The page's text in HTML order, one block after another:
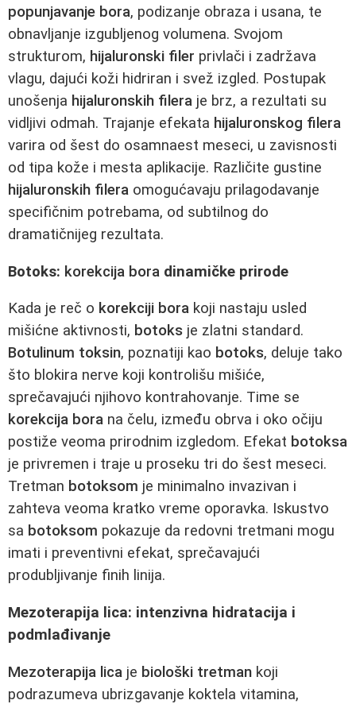
popunjavanje bora, podizanje obraza i usana, te
obnavljanje izgubljenog volumena. Svojom
strukturom, hijaluronski filer privlači i zadržava
vlagu, dajući koži hidriran i svež izgled. Postupak
unošenja hijaluronskih filera je brz, a rezultati su
vidljivi odmah. Trajanje efekata hijaluronskog filera
varira od šest do osamnaest meseci, u zavisnosti
od tipa kože i mesta aplikacije. Različite gustine
hijaluronskih filera omogućavaju prilagodavanje
specifičnim potrebama, od subtilnog do
dramatičnijeg rezultata.
Botoks: korekcija bora dinamičke prirode
Kada je reč o korekciji bora koji nastaju usled
mišićne aktivnosti, botoks je zlatni standard.
Botulinum toksin, poznatiji kao botoks, deluje tako
što blokira nerve koji kontrolišu mišiće,
sprečavajući njihovo kontrahovanje. Time se
korekcija bora na čelu, između obrva i oko očiju
postiže veoma prirodnim izgledom. Efekat botoksa
je privremen i traje u proseku tri do šest meseci.
Tretman botoksom je minimalno invazivan i
zahteva veoma kratko vreme oporavka. Iskustvo
sa botoksom pokazuje da redovni tretmani mogu
imati i preventivni efekat, sprečavajući
produbljivanje finih linija.
Mezoterapija lica: intenzivna hidratacija i
podmlađivanje
Mezoterapija lica je biološki tretman koji
podrazumeva ubrizgavanje koktela vitamina,